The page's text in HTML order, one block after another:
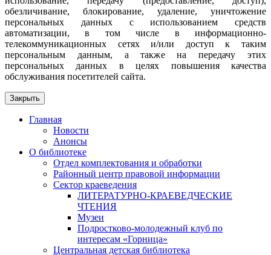
обезличивание, блокирование, удаление, уничтожение
персональных данных с использованием средств
автоматизации, в том числе в информационно-
телекоммуникационных сетях и/или доступ к таким
персональным данным, а также на передачу этих
персональных данных в целях повышения качества
обслуживания посетителей сайта.
Закрыть
Главная
Новости
Анонсы
О библиотеке
Отдел комплектования и обработки
Районный центр правовой информации
Сектор краеведения
ЛИТЕРАТУРНО-КРАЕВЕДЧЕСКИЕ
ЧТЕНИЯ
Музеи
Подростково-молодежный клуб по
интересам «Горница»
Центральная детская библиотека